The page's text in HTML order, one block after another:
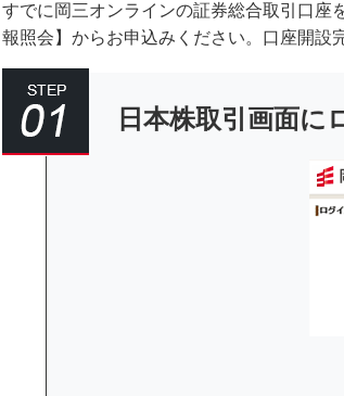
すでに岡三オンラインの証券総合取引口座
報照会】からお申込みください。口座開設
日本株取引画面に